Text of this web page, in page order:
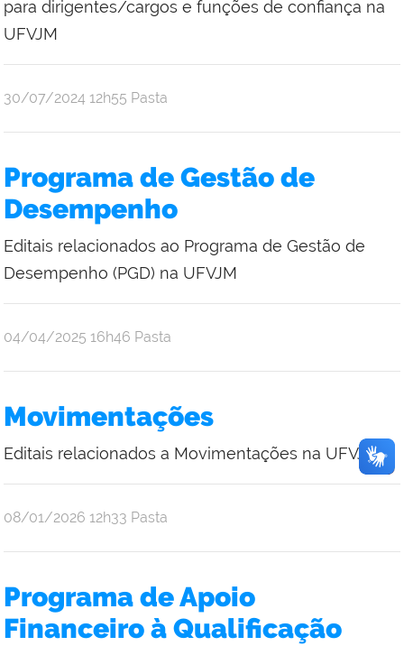
para dirigentes/cargos e funções de confiança na
UFVJM
publicado
30/07/2024 12h55 Pasta
Programa de Gestão de
Desempenho
Editais relacionados ao Programa de Gestão de
Desempenho (PGD) na UFVJM
publicado
04/04/2025 16h46 Pasta
Movimentações
Editais relacionados a Movimentações na UFVJM
publicado
08/01/2026 12h33 Pasta
Programa de Apoio
Financeiro à Qualificação